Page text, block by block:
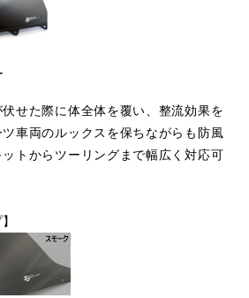
せた際に体全体を覆い、整流効果を
車両のルックスを保ちながらも防風
トからツーリングまで幅広く対応可